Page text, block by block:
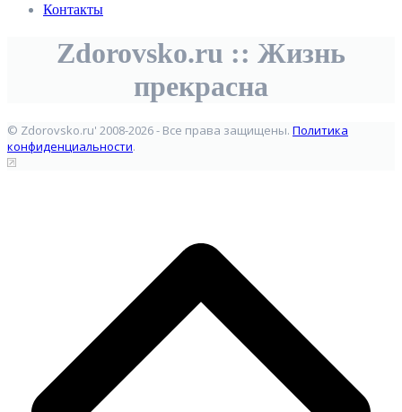
Контакты
Zdorovsko.ru :: Жизнь
прекрасна
© Zdorovsko.ru' 2008-2026 - Все права защищены. Политика
конфиденциальности.